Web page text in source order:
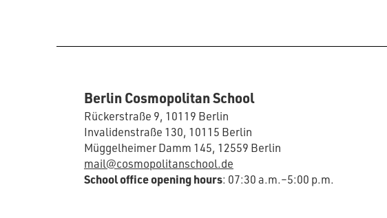
Berlin Cosmopolitan School
Rückerstraße 9, 10119 Berlin
Invalidenstraße 130, 10115 Berlin
Müggelheimer Damm 145, 12559 Berlin
mail@cosmopolitanschool.de
School office opening hours: 07:30 a.m.–5:00 p.m.